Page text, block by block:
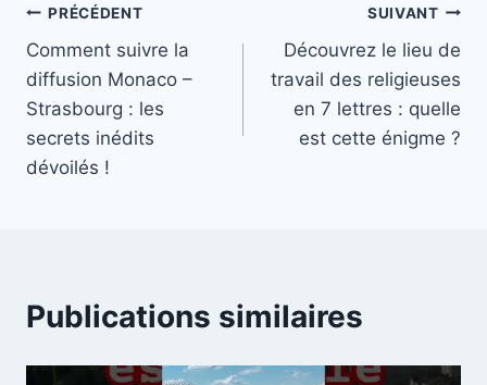
Navigation
de
l’article
PRÉCÉDENT
Comment suivre la
diffusion Monaco –
Strasbourg : les
secrets inédits
dévoilés !
SUIVANT
Découvrez le lieu de
travail des religieuses
en 7 lettres : quelle
est cette énigme ?
Publications similaires